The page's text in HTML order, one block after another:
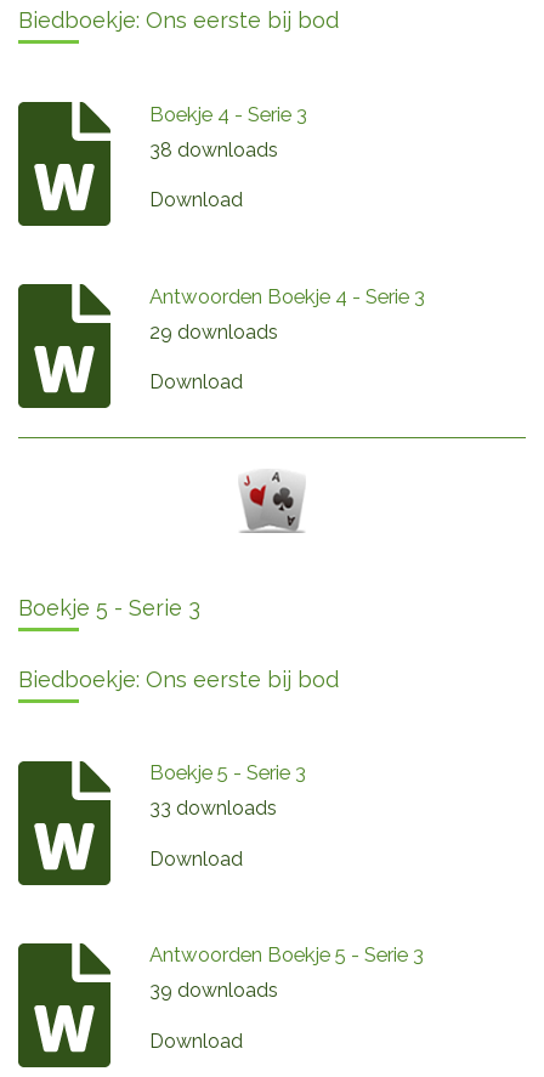
Biedboekje: Ons eerste bij bod
Boekje 4 - Serie 3
38 downloads
Download
Antwoorden Boekje 4 - Serie 3
29 downloads
Download
Boekje 5 - Serie 3
Biedboekje: Ons eerste bij bod
Boekje 5 - Serie 3
33 downloads
Download
Antwoorden Boekje 5 - Serie 3
39 downloads
Download